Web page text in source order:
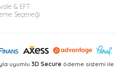
& EFT
Seçeneği
uyumlu 3D Secure ödeme sistemi